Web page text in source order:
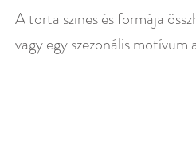
A torta szines és formája
vagy egy szezonális motívum